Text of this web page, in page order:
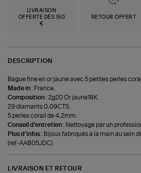
LIVRAISON
OFFERTE DÈS 150
€
RETOUR OFFERT
DESCRIPTION
Bague fine en or jaune avec 5 petites perles
Made in : France.
Composition :2g20 Or jaune18K.
29 diamants 0,09CTS.
5 perles corail de 4,2mm.
Conseil d'entretien : Nettoyage par un
Plus d'infos : Bijoux fabriqués à la main au sein
(ref-AAB05JDC)
LIVRAISON ET RETOUR